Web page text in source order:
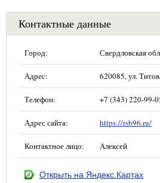
Контактные данные
Город: Свердловская
Адрес: 620085, ул.
Телефон: +7 (343) 220-99-
Адрес сайта: https://rsb96.ru/
Контактное лицо: Алексей
Открыть на Яндекс.Картах